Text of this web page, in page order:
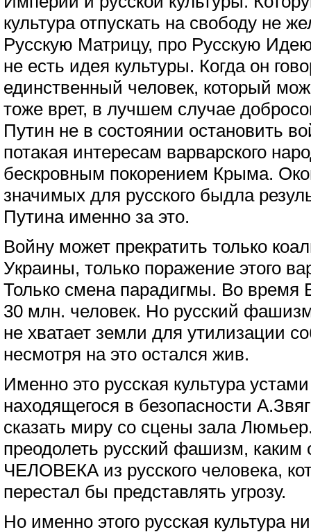
культура отпускать на свободу не
Русскую Матрицу, про Русскую
не есть идея культуры. Когда он
единственный человек, который
тоже врет, в лучшем случае
Путин не в состоянии остановить
потакая интересам варварского
бескровным покорением Крыма.
значимых для русского быдла
Путина именно за это.
Войну может прекратить только
Украины, только поражение этого
Только смена парадигмы. Во время
30 млн. человек. Но русский
не хватает земли для утилизации
несмотря на это остался жив.
Именно это русская культура
находящегося в безопасности
сказать миру со сцены зала
преодолеть русский фашизм,
ЧЕЛОВЕКА из русского человека,
перестал бы представлять угрозу.
Но именно этого русская культура